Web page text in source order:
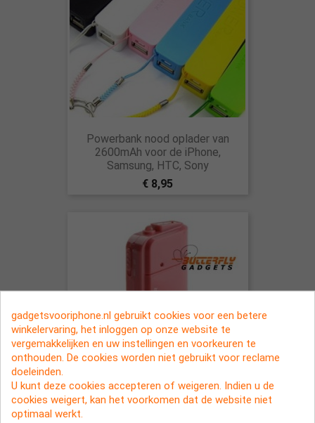
Powerbank nood oplader van
2600mAh voor de iPhone,
Samsung, HTC, Sony
€ 8,95
Roze AA noodaccu om de
smartphone onderweg op te laden
gadgetsvooriphone.nl gebruikt cookies voor een betere
winkelervaring, het inloggen op onze website te
vergemakkelijken en uw instellingen en voorkeuren te
onthouden. De cookies worden niet gebruikt voor reclame
doeleinden.
U kunt deze cookies accepteren of weigeren. Indien u de
cookies weigert, kan het voorkomen dat de website niet
optimaal werkt.